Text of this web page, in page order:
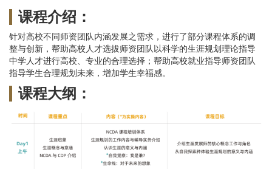
课程介绍：
针对高校不同师资团队内涵发展之需求，进行了部分课程体系的调
整与创新，帮助高校人才选拔师资团队以科学的生涯规划理论指导
中学人才进行高校、专业的合理选择；帮助高校就业指导师资团队
指导学生合理规划未来，增加学生幸福感。
课程大纲：